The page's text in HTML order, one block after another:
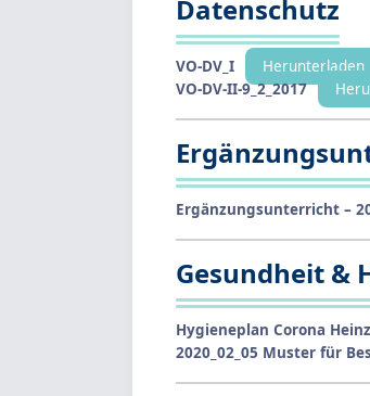
Datenschutz
VO-DV_I
Herunterladen
VO-DV-II-9_2_2017
Ergänzungsunterricht –
Gesundheit &
Hygieneplan Corona
2020_02_05 Muster für